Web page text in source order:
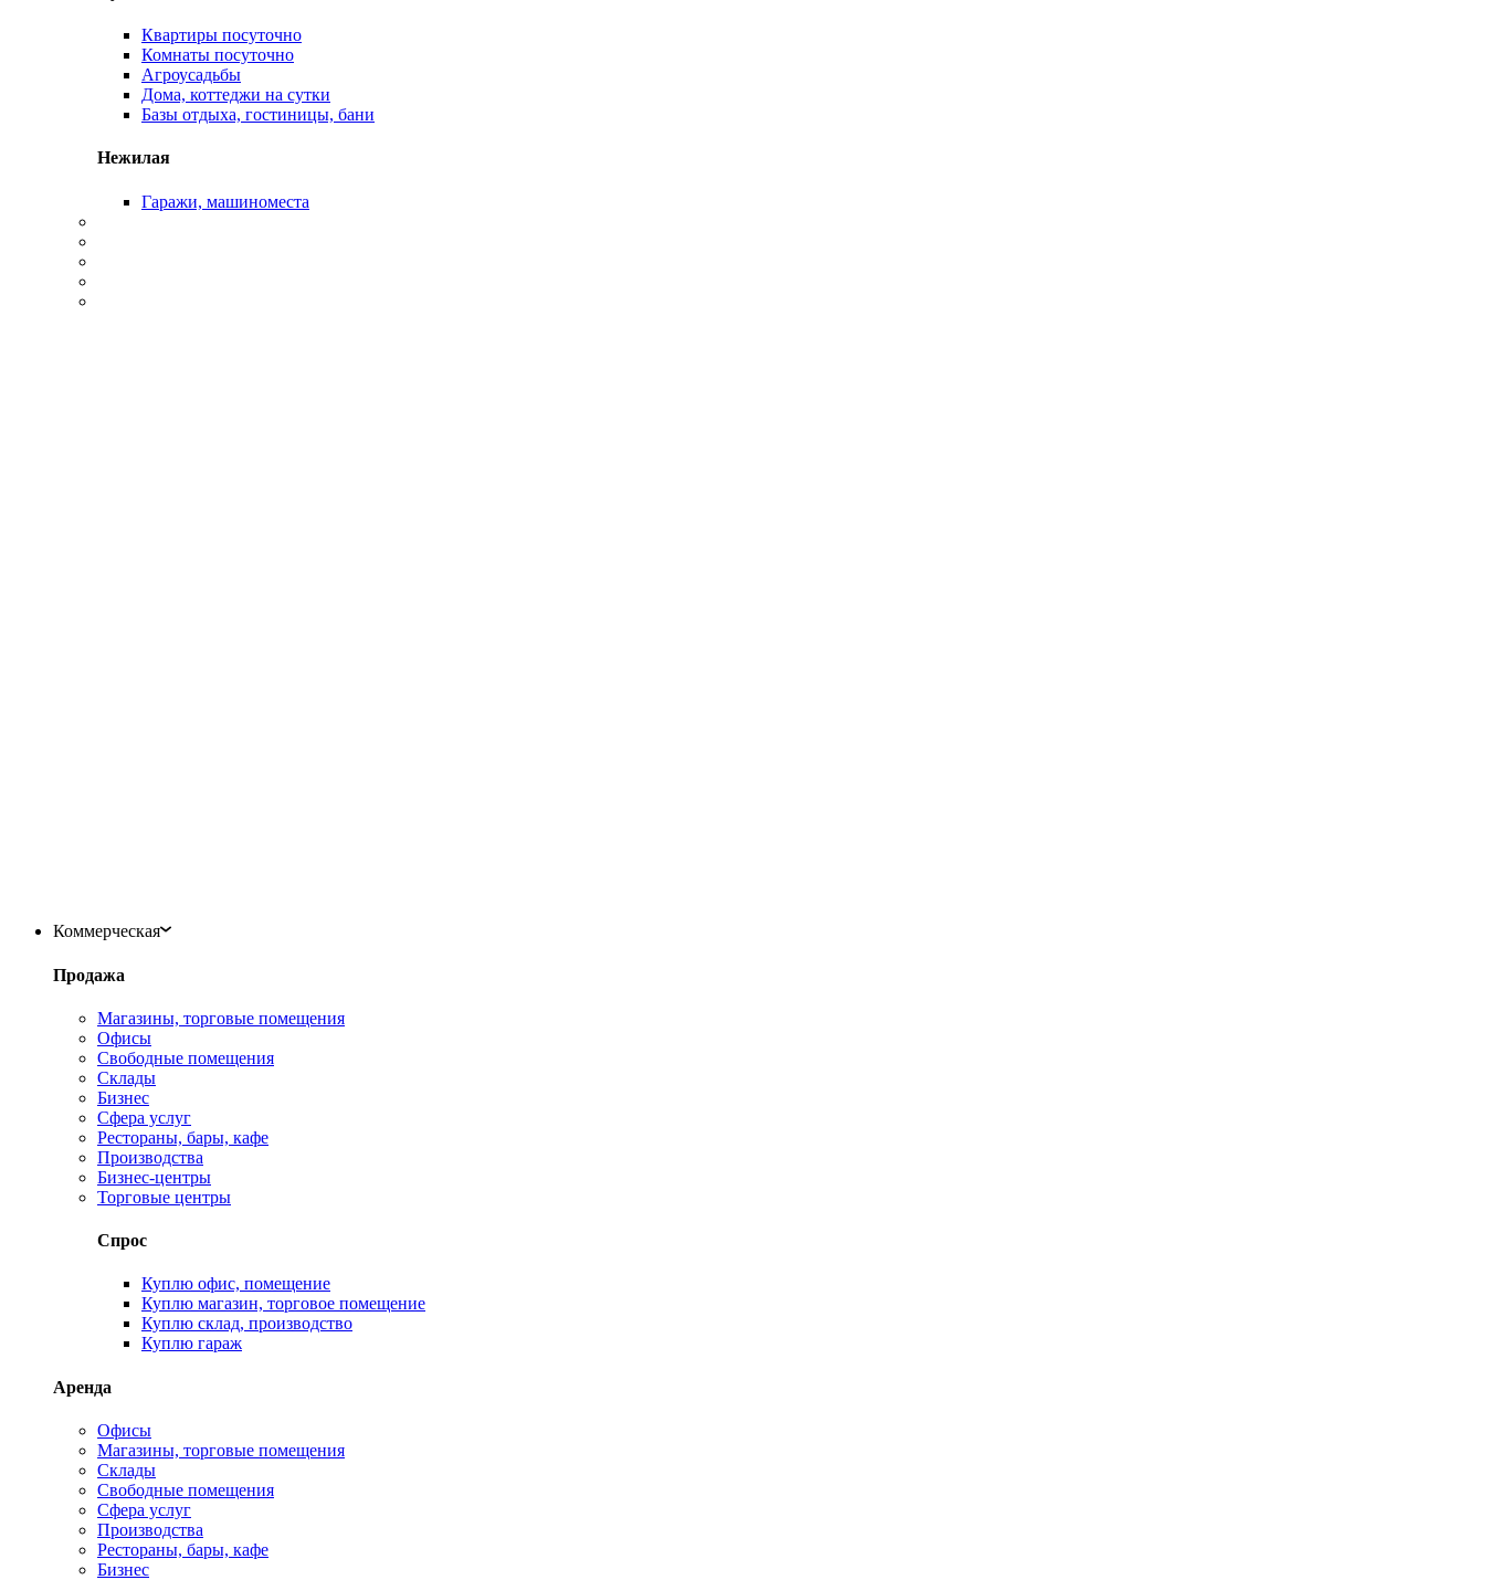
Квартиры посуточно
Комнаты посуточно
Агроусадьбы
Дома, коттеджи на сутки
Базы отдыха, гостиницы, бани
Нежилая
Гаражи, машиноместа
Коммерческая
Продажа
Магазины, торговые помещения
Офисы
Свободные помещения
Склады
Бизнес
Сфера услуг
Рестораны, бары, кафе
Производства
Бизнес-центры
Торговые центры
Спрос
Куплю офис, помещение
Куплю магазин, торговое помещение
Куплю склад, производство
Куплю гараж
Аренда
Офисы
Магазины, торговые помещения
Склады
Свободные помещения
Сфера услуг
Производства
Рестораны, бары, кафе
Бизнес